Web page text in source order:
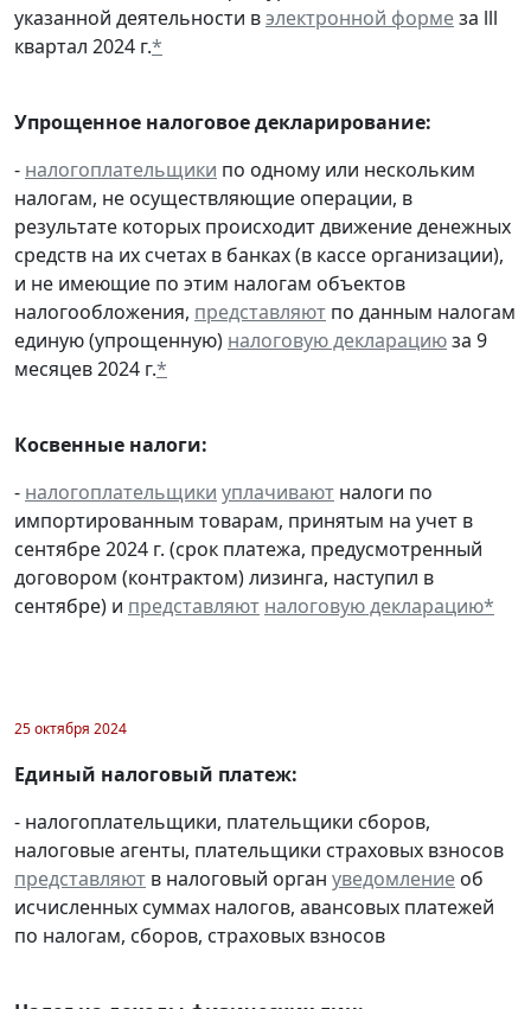
указанной деятельности вэлектронной формеза lll
квартал 2024 г.*
Упрощенное налоговое декларирование:
- налогоплательщики по одному или нескольким
налогам, не осуществляющие операции, в
результате которых происходит движение денежных
средств на их счетах в банках (в кассе организации),
и не имеющие по этим налогам объектов
налогообложения, представляют по данным налогам
единую (упрощенную) налоговую декларациюза 9
месяцев 2024 г.*
Косвенные налоги:
- налогоплательщики уплачивают налоги по
импортированным товарам, принятым на учет в
сентябре 2024 г. (срок платежа, предусмотренный
договором (контрактом) лизинга, наступил в
сентябре) и представляют налоговую декларацию*
25 октября 2024
Единый налоговый платеж:
- налогоплательщики, плательщики сборов,
налоговые агенты, плательщики страховых взносов
представляют в налоговый орган уведомление об
исчисленных суммах налогов, авансовых платежей
по налогам, сборов, страховых взносов